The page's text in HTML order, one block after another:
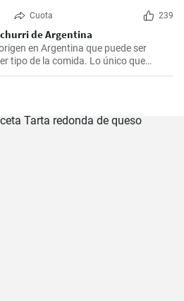
Cuota 239
de Argentina
en Argentina que puede ser
tipo de la comida. Lo único que
presente.